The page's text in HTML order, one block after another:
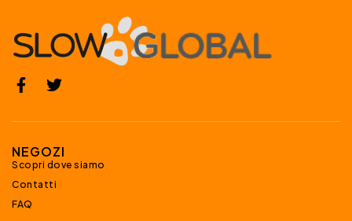
NEGOZI
Scopri dove siamo
Contatti
FAQ